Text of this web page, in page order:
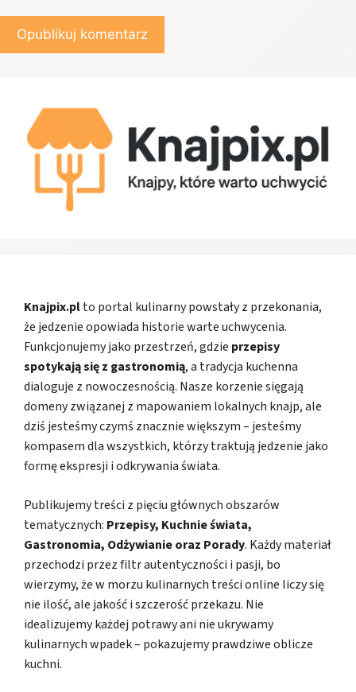
Knajpix.plto portal kulinarny powstały z przekonania,
że jedzenie opowiada historie warte uchwycenia.
Funkcjonujemy jako przestrzeń, gdzie przepisy
spotykają się z gastronomią, a tradycja kuchenna
dialoguje z nowoczesnością. Nasze korzenie sięgają
domeny związanej z mapowaniem lokalnych knajp, ale
dziś jesteśmy czymś znacznie większym – jesteśmy
kompasem dla wszystkich, którzy traktują jedzenie jako
formę ekspresji i odkrywania świata.
Publikujemy treści z pięciu głównych obszarów
tematycznych: Przepisy, Kuchnie świata,
Gastronomia, Odżywianie oraz Porady. Każdy materiał
przechodzi przez filtr autentyczności i pasji, bo
wierzymy, że w morzu kulinarnych treści online liczy się
nie ilość, ale jakość i szczerość przekazu. Nie
idealizujemy każdej potrawy ani nie ukrywamy
kulinarnych wpadek – pokazujemy prawdziwe oblicze
kuchni.